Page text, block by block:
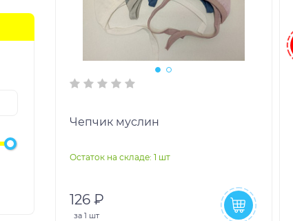
Чепчик муслин
Остаток на складе: 1 шт
126 ₽
за 1 шт